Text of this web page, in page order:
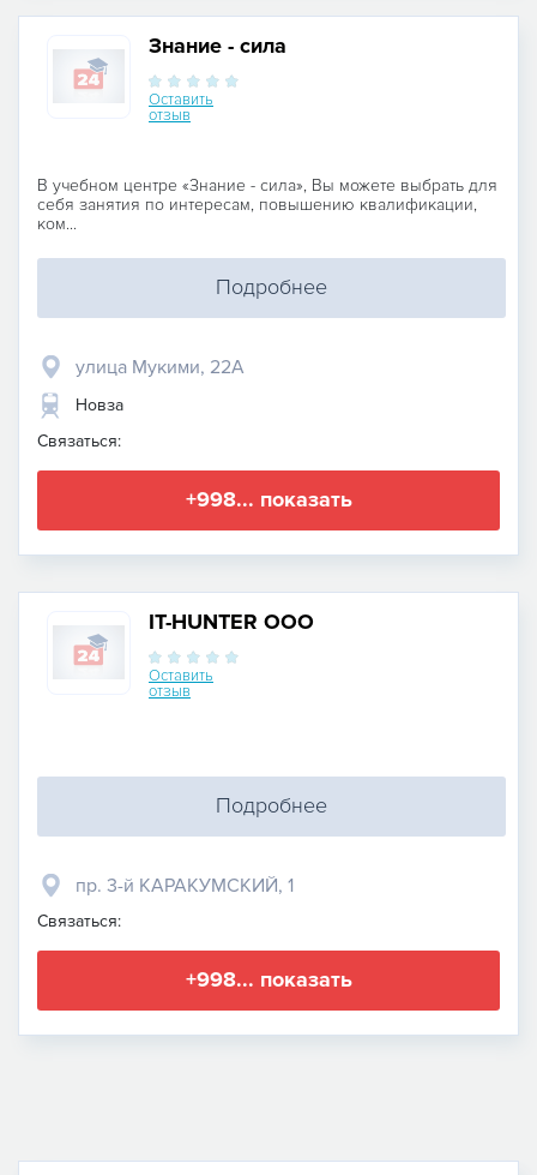
Знание - сила
Оставить
отзыв
В учебном центре «Знание - сила», Вы можете выбрать для
себя занятия по интересам, повышению квалификации,
ком...
Подробнее
улица Мукими, 22А
Новза
Связаться:
+998... показать
IT-HUNTER ООО
Оставить
отзыв
Подробнее
пр. 3-й КАРАКУМСКИЙ, 1
Связаться:
+998... показать